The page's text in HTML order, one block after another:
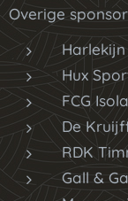
Overige
Hux
FCG
De
RDK
Gall &